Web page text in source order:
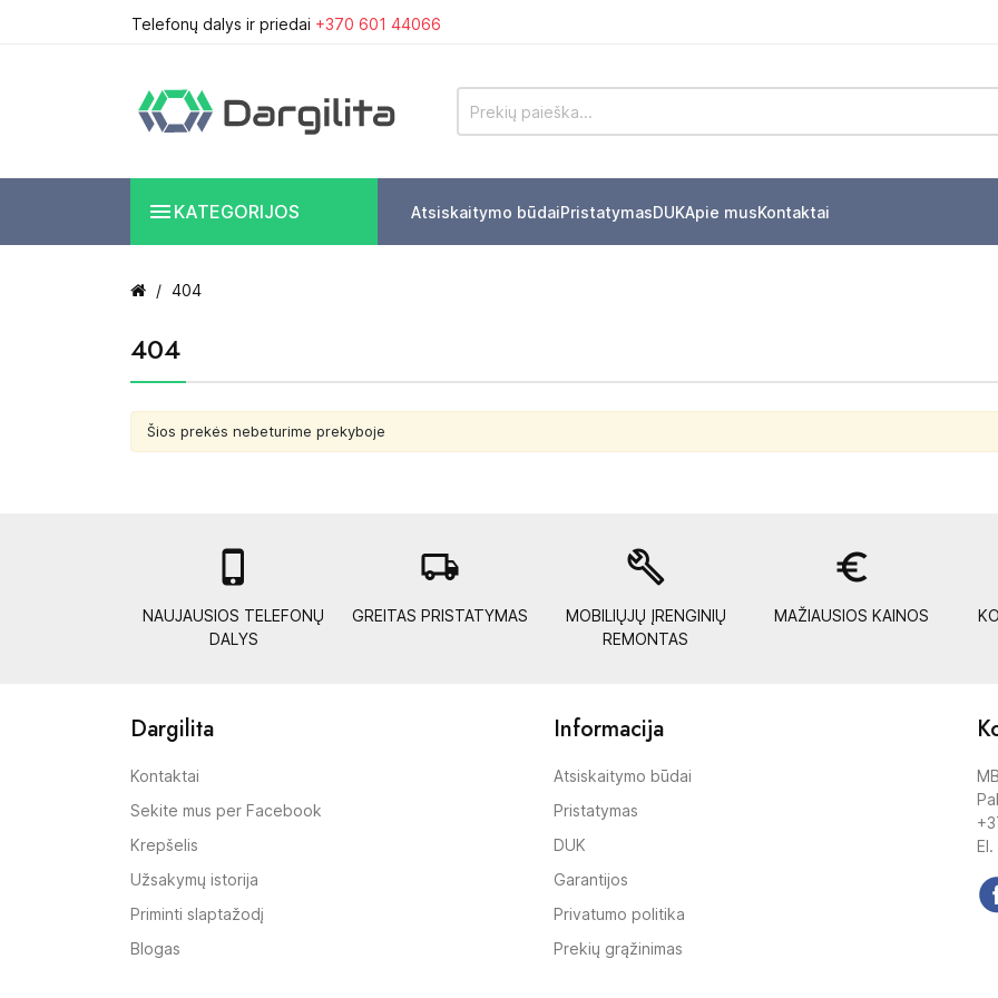
Telefonų dalys ir priedai +370 601 44066
 KATEGORIJOS Atsiskaitymo būdaiPristatymasDUKApie musKontaktai
404
404
Šios prekės nebeturime prekyboje

NAUJAUSIOS TELEFONŲ
DALYS
local_shipping
GREITAS PRISTATYMAS
build
MOBILIŲJŲ ĮRENGINIŲ
REMONTAS
euro_symbol
MAŽIAUSIOS KAINOS
Dargilita
Kontaktai
Sekite mus per Facebook
Krepšelis
Užsakymų istorija
Priminti slaptažodį
Blogas
Informacija
Atsiskaitymo būdai
Pristatymas
DUK
Garantijos
Privatumo politika
Prekių grąžinimas